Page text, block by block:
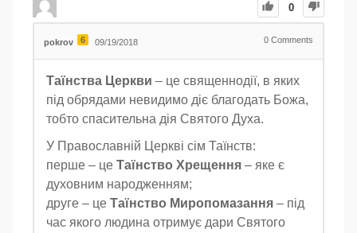
0
pokrov 6 09/19/2018 0 Comments
Таїнства Церкви – це священнодії, в яких
під обрядами невидимо діє благодать Божа,
тобто спасительна дія Святого Духа.
У Православній Церкві сім Таїнств:
перше – це Таїнство Хрещення– яке є
духовним народженням;
друге – це Таїнство Миропомазання– під
час якого людина отримує дари Святого